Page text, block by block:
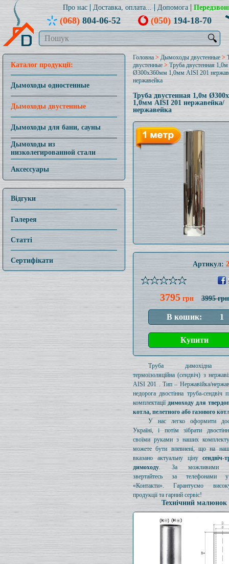
Про нас Доставка, оплата... Допомога
(068)804-06-52 (050)194-18-70
🔍
Каталог продукції:
Дымоходы одностенные
Дымоходы двустенные
Дымоходы для бани, сауны
Дымоходы из
низколегированной стали
Аксессуары
Відгуки
Галерея
Статті
Сертифікати
Головна > Дымоходы двустенные >
двустенные>Труба двустенная 1,0м
Ø300x360мм 1,0мм AISI 201
нержавейка
Труба двустенная 1,0м
1,0мм AISI 201 нержавейка/
нержавейка
Артикул:
3795грн 3995 грн
Труба димохідна
термоізоляційна (сендвіч) з
AISI 201 . Тип – Нержавійка/
недорога двостінна труба-сендвіч
комплектаціїдимоходу для
котла, пелетного або газового
У нас легко оформити
Україні, і потім зібрати
своїми руками з наших
можете бути впевнені, що на
вказано актуальну ціну
димоходу. За можливими
звертайтесь за телефонами
«Контакти». Гарантуємо
продукції та гарний сервіс!
Технічний малюнок